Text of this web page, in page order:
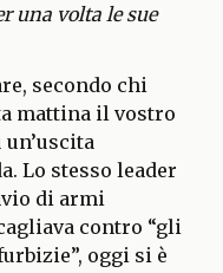
una volta le sue
secondo chi
mattina il vostro
Lo stesso leader
di armi
contro “gli
oggi si è